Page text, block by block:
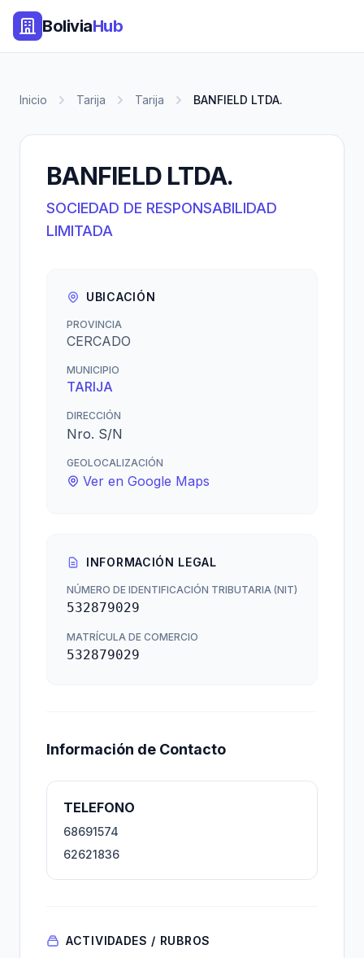
BoliviaHub
Inicio Tarija Tarija BANFIELD LTDA.
BANFIELD LTDA.
SOCIEDAD DE RESPONSABILIDAD
LIMITADA
UBICACIÓN
PROVINCIA
CERCADO
MUNICIPIO
TARIJA
DIRECCIÓN
Nro. S/N
GEOLOCALIZACIÓN
Ver en Google Maps
INFORMACIÓN LEGAL
NÚMERO DE IDENTIFICACIÓN TRIBUTARIA (NIT)
532879029
MATRÍCULA DE COMERCIO
532879029
Información de Contacto
TELEFONO
68691574
62621836
ACTIVIDADES / RUBROS